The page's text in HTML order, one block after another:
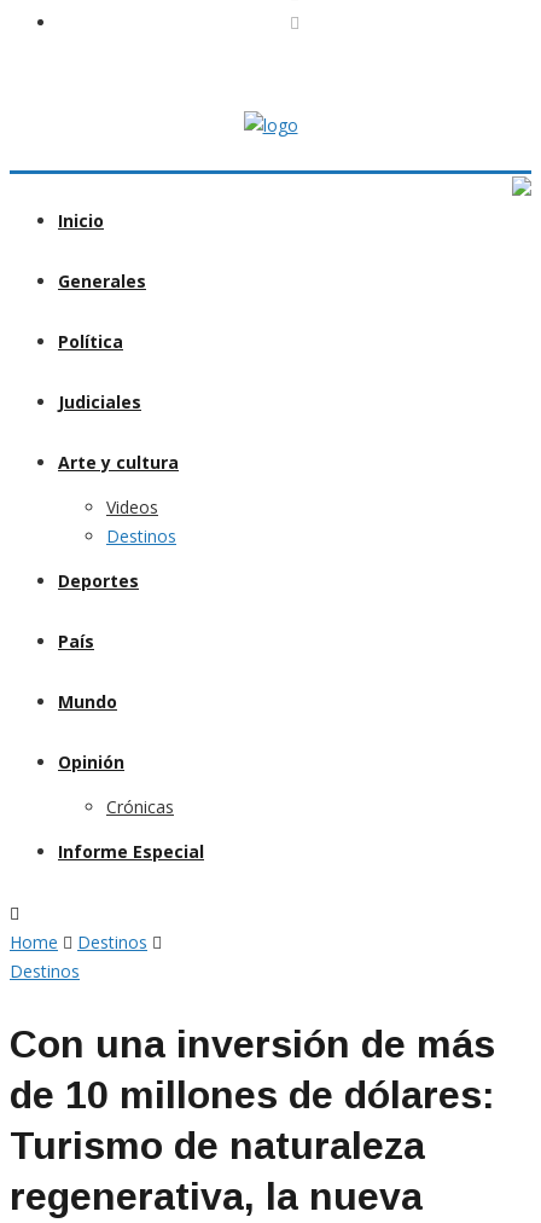
Inicio
Generales
Política
Judiciales
Arte y cultura
Videos
Destinos
Deportes
País
Mundo
Opinión
Crónicas
Informe Especial
Home
Destinos
Destinos
Con una inversión de más
de 10 millones de dólares:
Turismo de naturaleza
regenerativa, la nueva